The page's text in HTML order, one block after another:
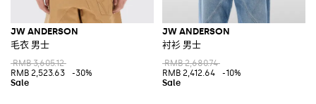
JW ANDERSON
毛衣 男士
RMB 3,605.12
RMB 2,523.63
-30%
JW ANDERSON
衬衫 男士
RMB 2,680.74
RMB 2,412.64
-10%